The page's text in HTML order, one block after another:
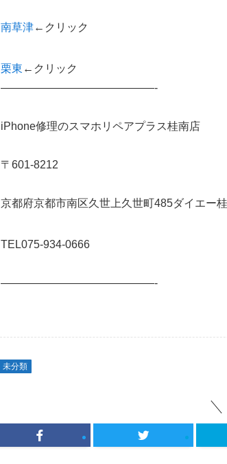
南草津←クリック
栗東 ←クリック
——————————————-
iPhone修理のスマホリペアプラス桂南店
〒601-8212
京都府京都市南区久世上久世町485ダイエー
TEL075-934-0666
——————————————-
未分類